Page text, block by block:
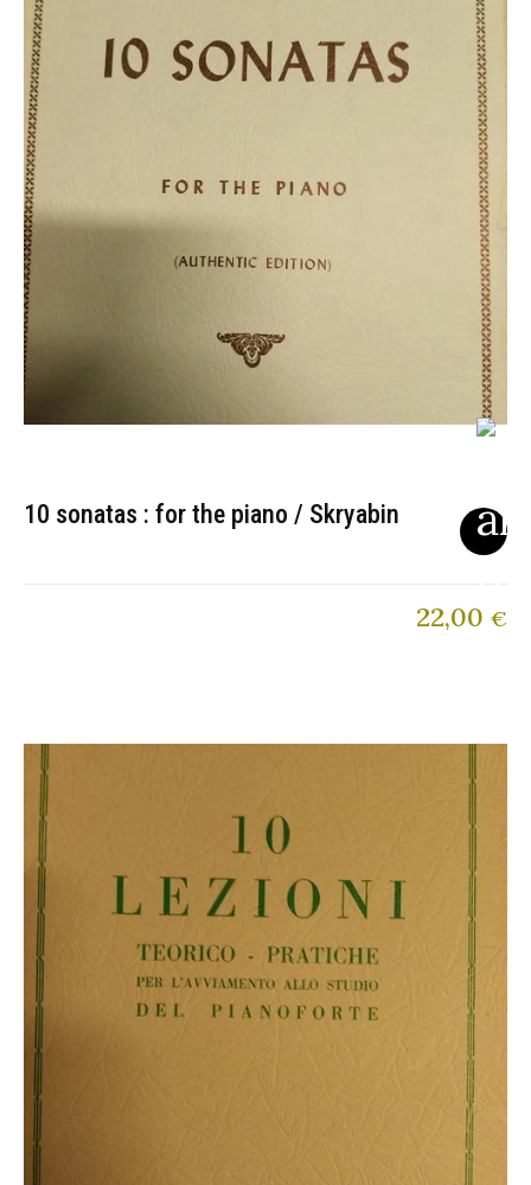
10 sonatas : for the piano / Skryabin
22,00 €